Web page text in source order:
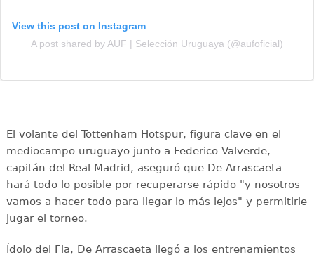
View this post on Instagram
A post shared by AUF | Selección Uruguaya (@aufoficial)
El volante del Tottenham Hotspur, figura clave en el
mediocampo uruguayo junto a Federico Valverde,
capitán del Real Madrid, aseguró que De Arrascaeta
hará todo lo posible por recuperarse rápido "y nosotros
vamos a hacer todo para llegar lo más lejos" y permitirle
jugar el torneo.
Ídolo del Fla, De Arrascaeta llegó a los entrenamientos